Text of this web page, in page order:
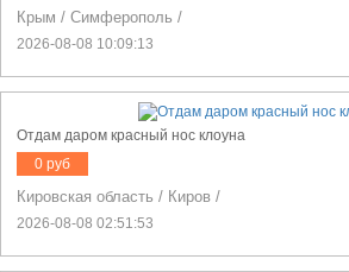
Крым / Симферополь /
2026-08-08 10:09:13
Отдам даром красный нос клоуна
0 руб
Кировская область / Киров /
2026-08-08 02:51:53